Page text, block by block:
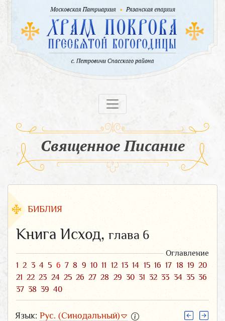
Священное Писание
БИБЛИЯ
Книга Исход, глава 6
Оглавление
1 2 3 4 5 6 7 8 9 10 11 12 13 14 15 16 17 18 19 20
21 22 23 24 25 26 27 28 29 30 31 32 33 34 35 36
37 38 39 40
Язык: Рус. (Синодальный)